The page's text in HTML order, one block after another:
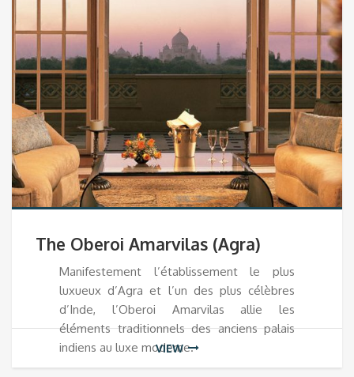
The Oberoi Amarvilas (Agra)
Manifestement l’établissement le plus
luxueux d’Agra et l’un des plus célèbres
d’Inde, l’Oberoi Amarvilas allie les
éléments traditionnels des anciens palais
indiens au luxe moderne.
VIEW